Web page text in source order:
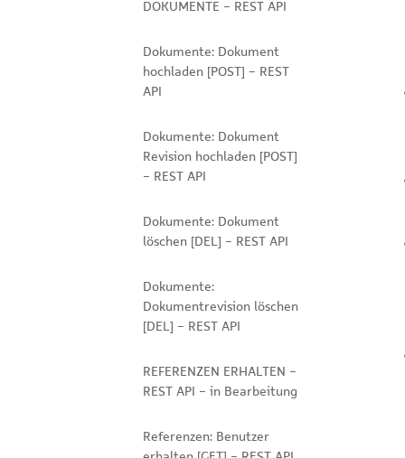
DOKUMENTE - REST API
Dokumente: Dokument
hochladen [POST] - REST
API
Dokumente: Dokument
Revision hochladen [POST]
- REST API
Dokumente: Dokument
löschen [DEL] - REST API
Dokumente:
Dokumentrevision löschen
[DEL] - REST API
REFERENZEN ERHALTEN -
REST API - in Bearbeitung
Referenzen: Benutzer